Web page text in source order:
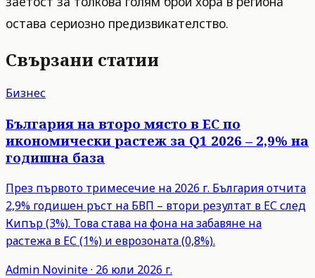
остава сериозно предизвикателство.
Свързани статии
Бизнес
България на второ място в ЕС по
икономически растеж за Q1 2026 – 2,9% на
годишна база
През първото тримесечие на 2026 г. България отчита
2,9% годишен ръст на БВП – втори резултат в ЕС след
Кипър (3%). Това става на фона на забавяне на
растежа в ЕС (1%) и еврозоната (0,8%).
Admin Novinite· 26 юли 2026 г.